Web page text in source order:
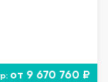
от 9 670 760 ₽